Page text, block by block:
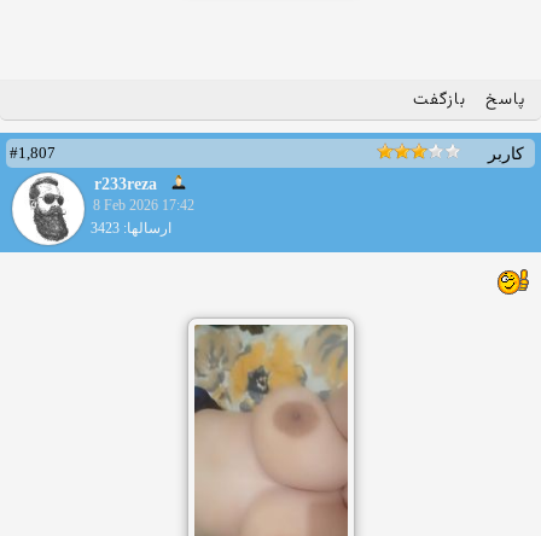
پاسخ بازگفت
کاربر
#1,807
r233reza
8 Feb 2026 17:42
ارسالها: 3423